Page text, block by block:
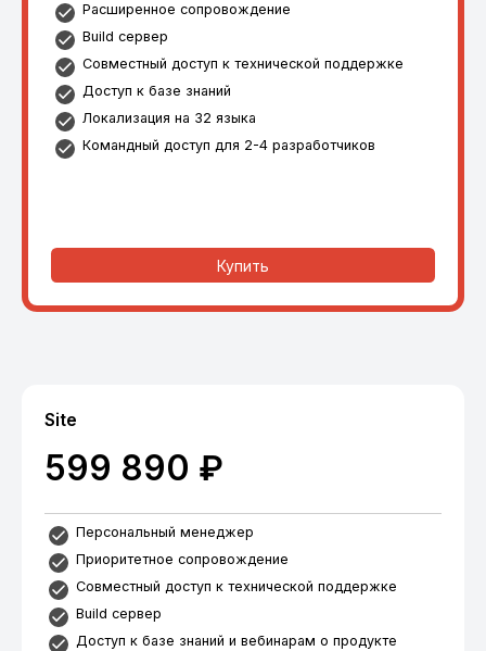
Расширенное сопровождение
Build сервер
Совместный доступ к технической поддержке
Доступ к базе знаний
Локализация на 32 языка
Командный доступ для 2-4 разработчиков
Купить
Site
599 890 ₽
Персональный менеджер
Приоритетное сопровождение
Совместный доступ к технической поддержке
Build сервер
Доступ к базе знаний и вебинарам о продукте